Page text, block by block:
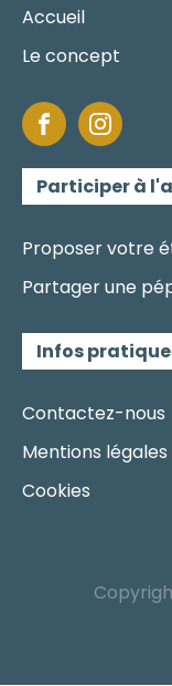
Accueil
Le concept
Participer à
Proposer votre
Partager une
Infos
Contactez-nous
Mentions légales
Cookies